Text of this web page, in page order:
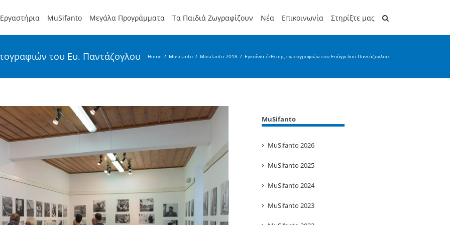
MuSifanto Μεγάλα Προγράμματα Τα Παιδιά Ζωγραφίζουν Νέα Επικοινωνία Στηρίξτε μας
του Ευ. Παντάζογλου Home / Musifanto / Musifanto 2018 / Εγκαίνια έκθεσης φωτογραφιών του Ευάγγελου Παντάζογλου
MuSifanto
MuSifanto 2026
MuSifanto 2025
MuSifanto 2024
MuSifanto 2023